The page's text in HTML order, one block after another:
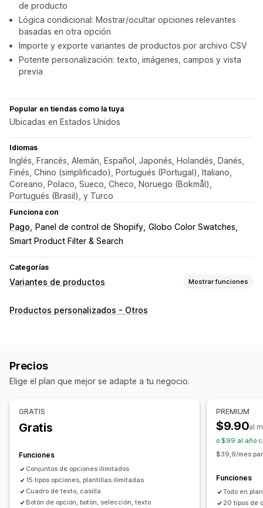
de producto
Lógica condicional: Mostrar/ocultar opciones relevantes
basadas en otra opción
Importe y exporte variantes de productos por archivo CSV
Potente personalización: texto, imágenes, campos y vista
previa
Popular en tiendas como la tuya
Ubicadas en Estados Unidos
Idiomas
Inglés, Francés, Alemán, Español, Japonés, Holandés, Danés,
Finés, Chino (simplificado), Portugués (Portugal), Italiano,
Coreano, Polaco, Sueco, Checo, Noruego (Bokmål),
Portugués (Brasil), y Turco
Funciona con
Pago Panel de control de Shopify Globo Color Swatches
Smart Product Filter & Search
Categorías
Variantes de productos Mostrar funciones
Personalización
Botones de opciones
Envoltura de regalo
CSS personalizado
Traducción
Visualización de variantes
Fijación de precios condicional
Precios personalizados
Precios dinámicos
Complementos
Costos adicionales de variantes
Cargos de configuración
Costos adicionales de prima
Productos personalizados - Otros
Precios
Elige el plan que mejor se adapte a tu negocio.
GRATIS
Gratis
Funciones
Conjuntos de opciones ilimitados
15 tipos opciones, plantillas ilimitadas
Cuadro de texto, casilla
Botón de opción, botón, selección, texto
PREMIUM
$9.90al
o $99 al año
$39,9/mes
Funciones
Todo en
20 tipos de